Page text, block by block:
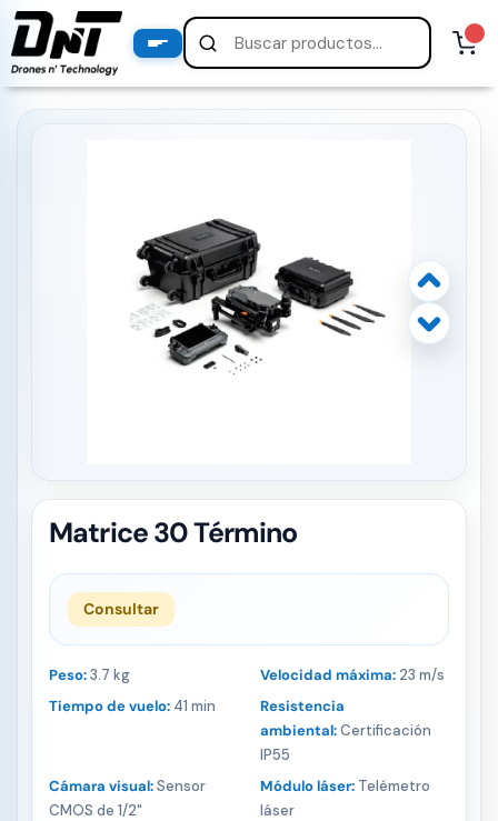
Matrice 30 Término
Consultar
Peso:3.7 kg Velocidad máxima: 23 m/s
Tiempo de vuelo: 41 min
Resistencia
ambiental:Certificación
IP55
Cámara visual:Sensor
CMOS de 1/2"
Módulo láser: Telémetro
láser
PRODUCTOS
productos destacados